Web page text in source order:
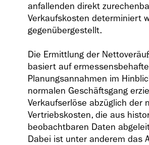
anfallenden direkt
Verkaufskosten determiniert
gegenübergestellt.
Die Ermittlung der
basiert auf
Planungsannahmen im
normalen Geschäftsgang
Verkaufserlöse abzüglich der
Vertriebskosten, die aus
beobachtbaren Daten
Dabei ist unter anderem das